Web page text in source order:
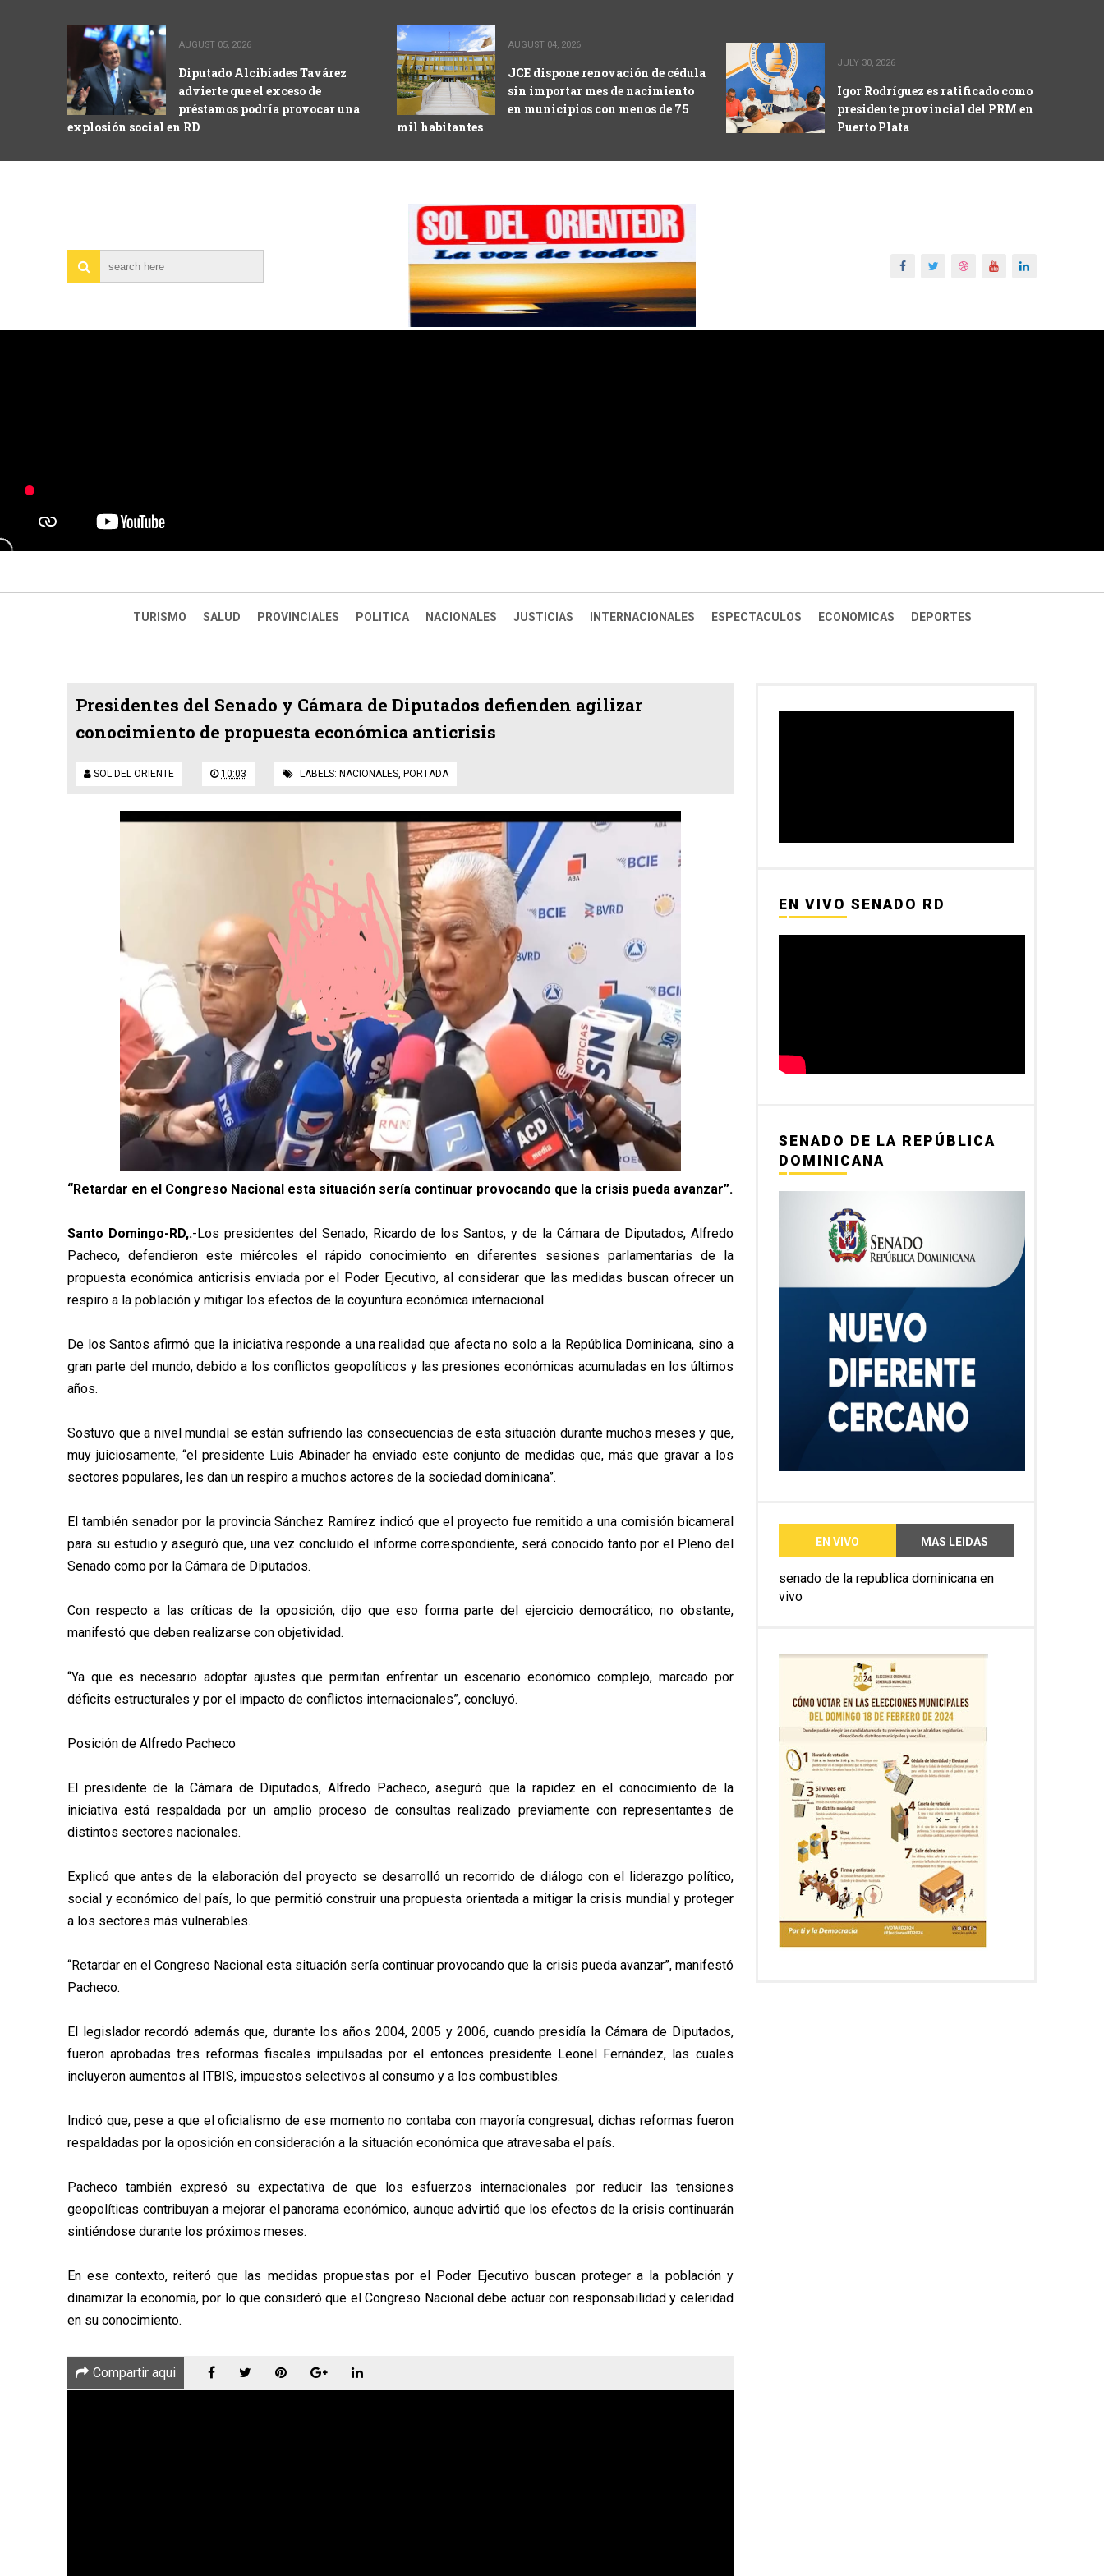
AUGUST 05, 2026
Diputado Alcibíades Tavárez
advierte que el exceso de
préstamos podría provocar una
explosión social en RD
AUGUST 04, 2026
JCE dispone renovación de cédula
sin importar mes de nacimiento
en municipios con menos de 75
mil habitantes
JULY 30, 2026
Igor Rodríguez es ratificado como
presidente provincial del PRM en
Puerto Plata
TURISMO SALUD PROVINCIALES POLITICA NACIONALES JUSTICIAS INTERNACIONALES ESPECTACULOS ECONOMICAS DEPORTES
Presidentes del Senado y Cámara de Diputados defienden agilizar
conocimiento de propuesta económica anticrisis
SOL DEL ORIENTE 10:03 LABELS: NACIONALES PORTADA
“Retardar en el Congreso Nacional esta situación sería continuar provocando que la crisis pueda avanzar”.
Santo Domingo-RD,.-Los presidentes del Senado, Ricardo de los Santos, y de la Cámara de Diputados, Alfredo
Pacheco, defendieron este miércoles el rápido conocimiento en diferentes sesiones parlamentarias de la
propuesta económica anticrisis enviada por el Poder Ejecutivo, al considerar que las medidas buscan ofrecer un
respiro a la población y mitigar los efectos de la coyuntura económica internacional.
De los Santos afirmó que la iniciativa responde a una realidad que afecta no solo a la República Dominicana, sino a
gran parte del mundo, debido a los conflictos geopolíticos y las presiones económicas acumuladas en los últimos
años.
Sostuvo que a nivel mundial se están sufriendo las consecuencias de esta situación durante muchos meses y que,
muy juiciosamente, “el presidente Luis Abinader ha enviado este conjunto de medidas que, más que gravar a los
sectores populares, les dan un respiro a muchos actores de la sociedad dominicana”.
El también senador por la provincia Sánchez Ramírez indicó que el proyecto fue remitido a una comisión bicameral
para su estudio y aseguró que, una vez concluido el informe correspondiente, será conocido tanto por el Pleno del
Senado como por la Cámara de Diputados.
Con respecto a las críticas de la oposición, dijo que eso forma parte del ejercicio democrático; no obstante,
manifestó que deben realizarse con objetividad.
“Ya que es necesario adoptar ajustes que permitan enfrentar un escenario económico complejo, marcado por
déficits estructurales y por el impacto de conflictos internacionales”, concluyó.
Posición de Alfredo Pacheco
El presidente de la Cámara de Diputados, Alfredo Pacheco, aseguró que la rapidez en el conocimiento de la
iniciativa está respaldada por un amplio proceso de consultas realizado previamente con representantes de
distintos sectores nacionales.
Explicó que antes de la elaboración del proyecto se desarrolló un recorrido de diálogo con el liderazgo político,
social y económico del país, lo que permitió construir una propuesta orientada a mitigar la crisis mundial y proteger
a los sectores más vulnerables.
“Retardar en el Congreso Nacional esta situación sería continuar provocando que la crisis pueda avanzar”, manifestó
Pacheco.
El legislador recordó además que, durante los años 2004, 2005 y 2006, cuando presidía la Cámara de Diputados,
fueron aprobadas tres reformas fiscales impulsadas por el entonces presidente Leonel Fernández, las cuales
incluyeron aumentos al ITBIS, impuestos selectivos al consumo y a los combustibles.
Indicó que, pese a que el oficialismo de ese momento no contaba con mayoría congresual, dichas reformas fueron
respaldadas por la oposición en consideración a la situación económica que atravesaba el país.
Pacheco también expresó su expectativa de que los esfuerzos internacionales por reducir las tensiones
geopolíticas contribuyan a mejorar el panorama económico, aunque advirtió que los efectos de la crisis continuarán
sintiéndose durante los próximos meses.
En ese contexto, reiteró que las medidas propuestas por el Poder Ejecutivo buscan proteger a la población y
dinamizar la economía, por lo que consideró que el Congreso Nacional debe actuar con responsabilidad y celeridad
en su conocimiento.
Compartir aqui
EN VIVO SENADO RD
SENADO DE LA REPÚBLICA
DOMINICANA
EN VIVO MAS LEIDAS
senado de la republica dominicana en
vivo